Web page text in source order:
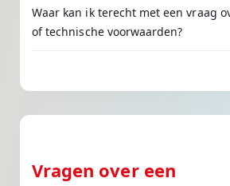
Waar kan ik terecht met een vraag
of technische voorwaarden?
Vragen over een